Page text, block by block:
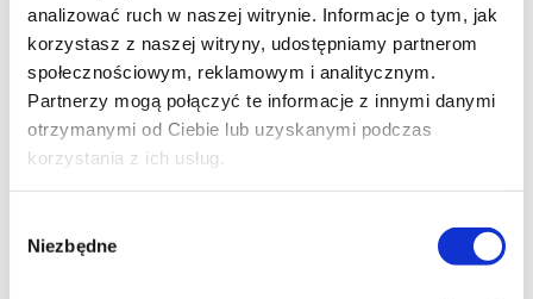
analizować ruch w naszej witrynie. Informacje o tym, jak
korzystasz z naszej witryny, udostępniamy partnerom
społecznościowym, reklamowym i analitycznym.
Partnerzy mogą połączyć te informacje z innymi danymi
otrzymanymi od Ciebie lub uzyskanymi podczas
korzystania z ich usług.
zgody
Niezbędne
Katalógusszám: LC-705
Masa samopoziomująca do wyrównywania podłoży w
zakresie od 0 do 5 mm przed układaniem wykładzin